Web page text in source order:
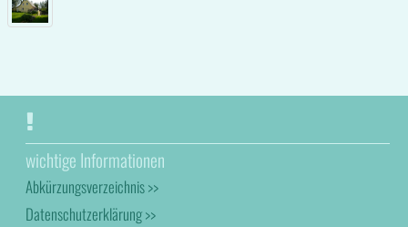
wichtige Informationen
Abkürzungsverzeichnis >>
Datenschutzerklärung >>